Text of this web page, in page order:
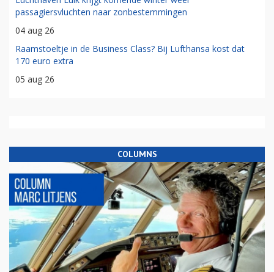
passagiersvluchten naar zonbestemmingen
04 aug 26
Raamstoeltje in de Business Class? Bij Lufthansa kost dat
170 euro extra
05 aug 26
COLUMNS